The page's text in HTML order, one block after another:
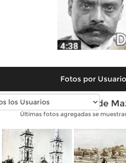
Fotos por
Fotos antiguas de
Últimas fotos agregadas se